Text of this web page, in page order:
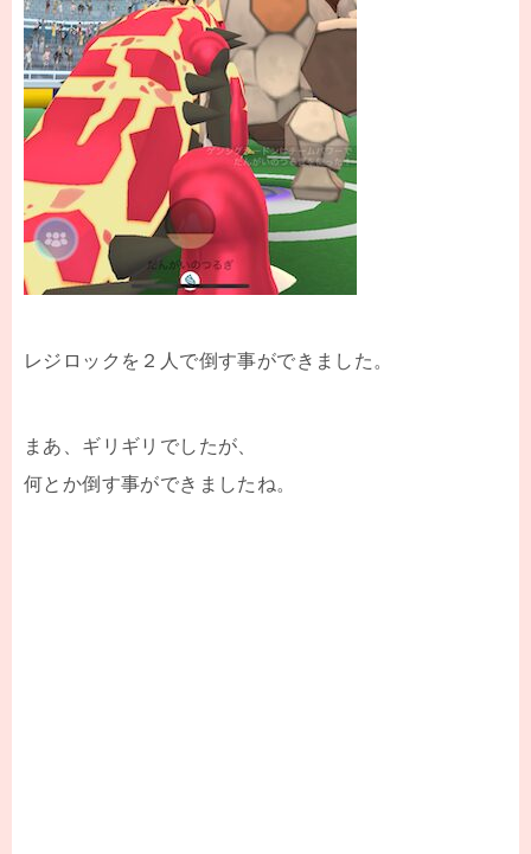
レジロックを２人で倒す事ができました。
まあ、ギリギリでしたが、
何とか倒す事ができましたね。